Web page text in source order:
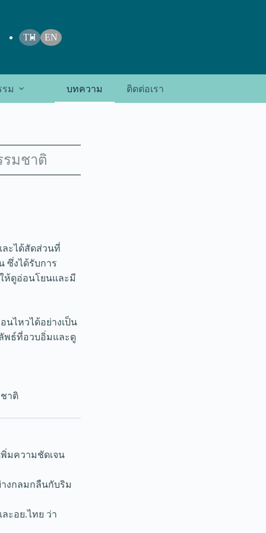
TH EN
รม บทความ ติดต่อเรา
รมชาติ
ละได้สัดส่วนที่
ซึ่งได้รับการ
ห้ดูอ่อนโยนและมี
นไหวได้อย่างเป็น
พธ์ที่อวบอิ่มและดู
าติ
พิ่มความชัดเจน
างกลมกลืนกับริม
ละอย.ไทย ว่า